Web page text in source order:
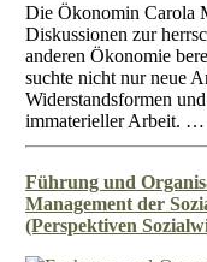
Die Ökonomin Carola
Diskussionen zur
anderen Ökonomie
suchte nicht nur neue
Widerstandsformen
immaterieller Arbeit. …
Führung und
Management der
(Perspektiven